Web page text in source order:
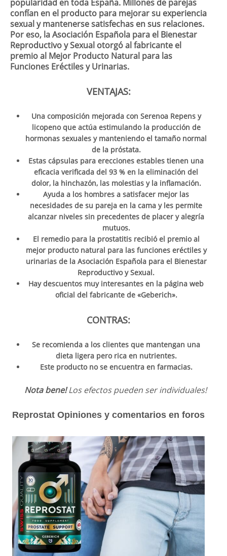
popularidad en toda España. Millones de parejas
confían en el producto para mejorar su experiencia
sexual y mantenerse satisfechas en sus relaciones.
Por eso, la Asociación Española para el Bienestar
Reproductivo y Sexual otorgó al fabricante el
premio al Mejor Producto Natural para las
Funciones Eréctiles y Urinarias.
VENTAJAS:
Una composición mejorada con Serenoa Repens y
licopeno que actúa estimulando la producción de
hormonas sexuales y manteniendo el tamaño normal
de la próstata.
Estas cápsulas para erecciones estables tienen una
eficacia verificada del 93 % en la eliminación del
dolor, la hinchazón, las molestias y la inflamación.
Ayuda a los hombres a satisfacer mejor las
necesidades de su pareja en la cama y les permite
alcanzar niveles sin precedentes de placer y alegría
mutuos.
El remedio para la prostatitis recibió el premio al
mejor producto natural para las funciones eréctiles y
urinarias de la Asociación Española para el Bienestar
Reproductivo y Sexual.
Hay descuentos muy interesantes en la página web
oficial del fabricante de «Geberich».
CONTRAS:
Se recomienda a los clientes que mantengan una
dieta ligera pero rica en nutrientes.
Este producto no se encuentra en farmacias.
Nota bene!Los efectos pueden ser individuales!
Reprostat Opiniones y comentarios en foros